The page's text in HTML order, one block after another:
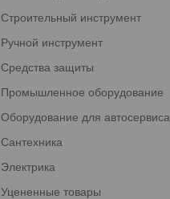
Строительный инструмент
Ручной инструмент
Средства защиты
Промышленное оборудование
Оборудование для автосервиса
Сантехника
Электрика
Уцененные товары